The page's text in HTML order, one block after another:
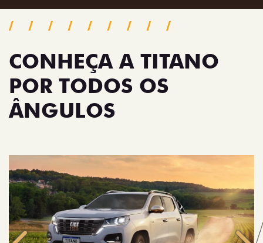
CONHEÇA A TITANO
POR TODOS OS
ÂNGULOS